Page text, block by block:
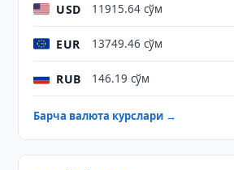
USD 11915.64 сўм
EUR 13749.46 сўм
RUB 146.19 сўм
Барча валюта курслари →